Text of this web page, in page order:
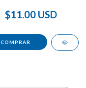
$11.00 USD